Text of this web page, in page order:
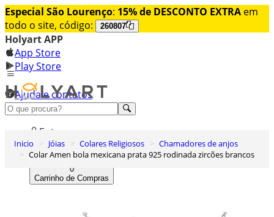
Especial São Lourenço: 15% de DESCONTO EXTRA em
todo o site, código:
260807
Holyart APP
App Store
Play Store
Ajuda e contatos
Conheça premium
Entrar
Lista de Desejos
0
Carrinho de Compras
Inicio Jóias Colares Religiosos
Chamadores de anjos
Colar Amen bola mexicana prata 925 rodinada zircões brancos